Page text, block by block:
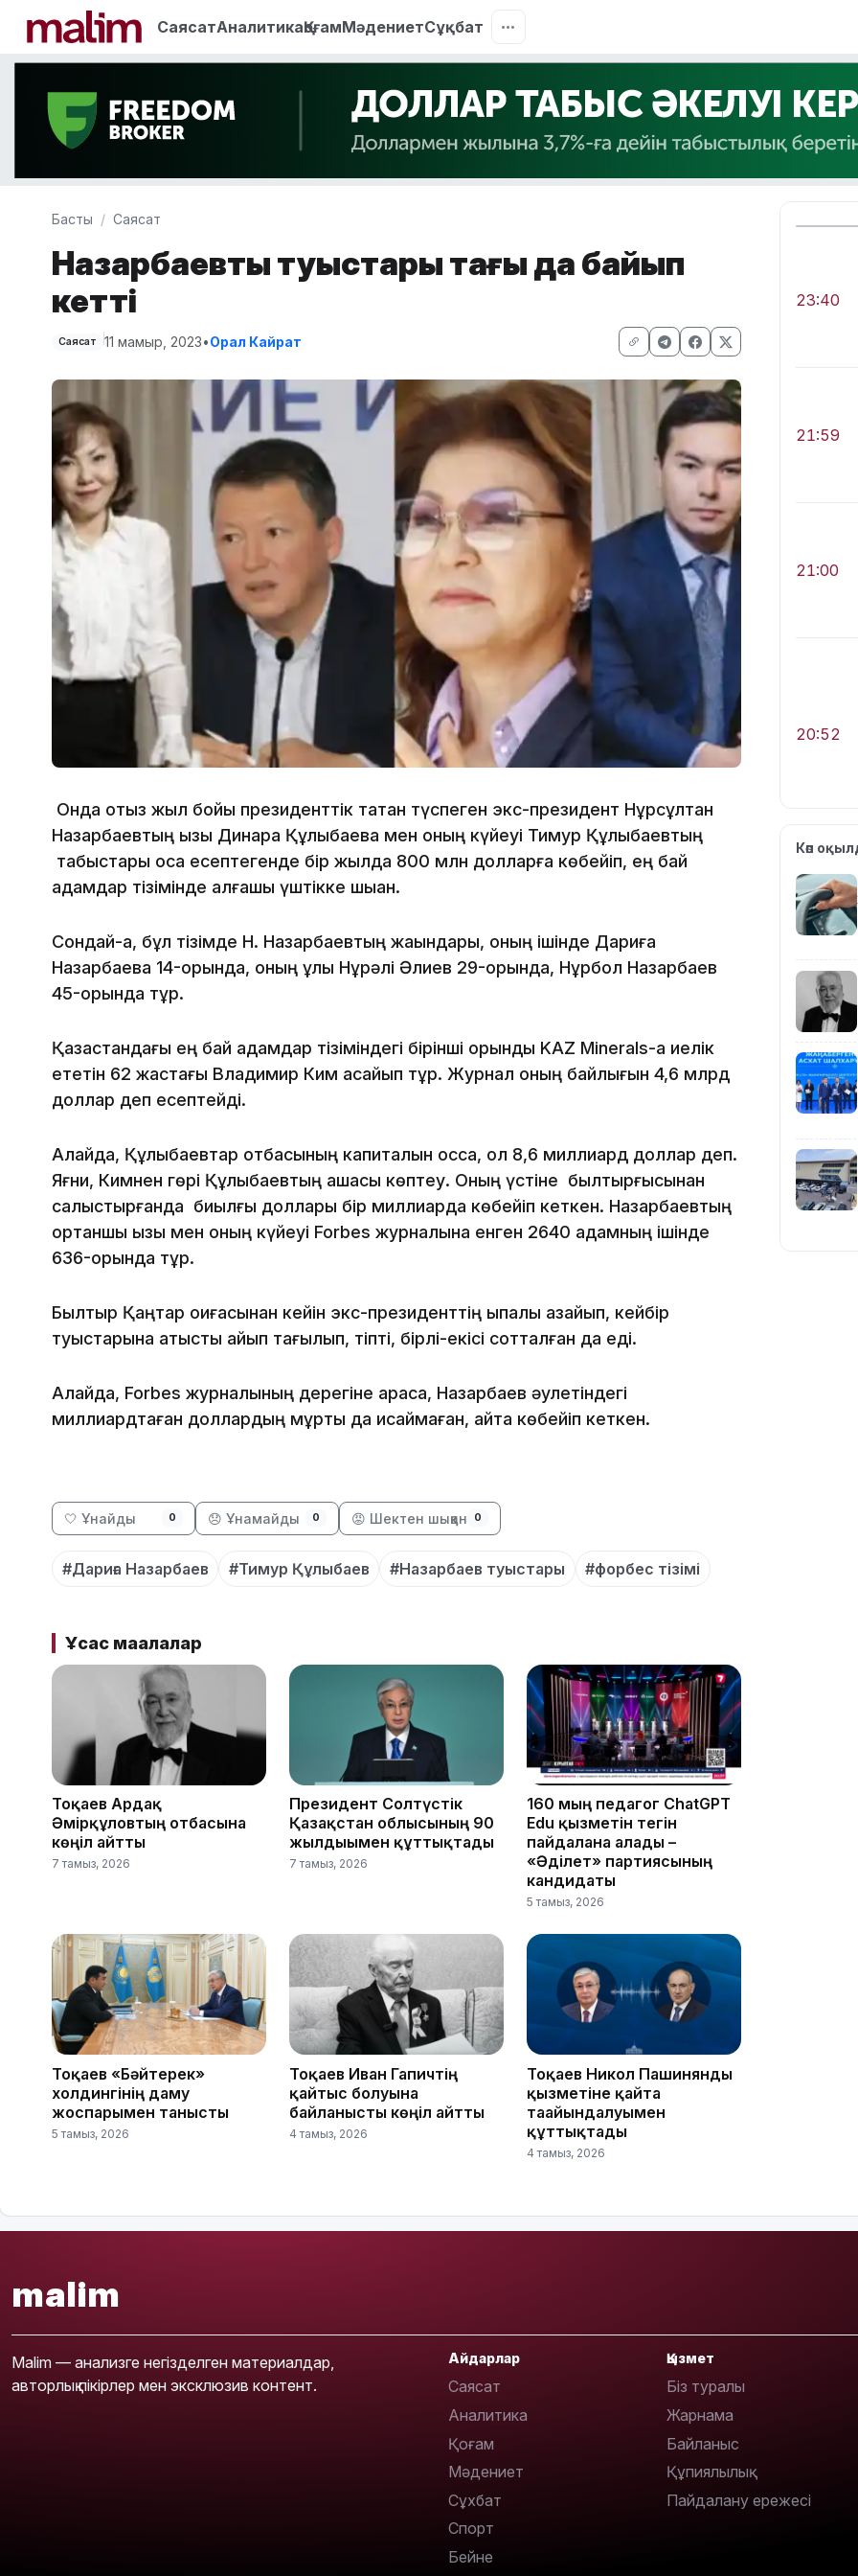
СаясатАналитикаҚоғамМәдениетСұқбат
Басты Саясат
Назарбаевтың туыстары тағы да байып
кетті
Саясат 11 мамыр, 2023•Орал Кайрат
Онда отыз жыл бойы президенттік тақтан түспеген экс-президент Нұрсұлтан
Назарбаевтың қызы Динара Құлыбаева мен оның күйеуі Тимур Құлыбаевтың
табыстары қоса есептегенде бір жылда 800 млн долларға көбейіп, ең бай
адамдар тізімінде алғашқы үштікке шыққан.
Сондай-ақ, бұл тізімде Н. Назарбаевтың жақындары, оның ішінде Дариға
Назарбаева 14-орында, оның ұлы Нұрәлі Әлиев 29-орында, Нұрбол Назарбаев
45-орында тұр.
Қазақстандағы ең бай адамдар тізіміндегі бірінші орынды KAZ Minerals-қа иелік
ететін 62 жастағы Владимир Ким қасқайып тұр. Журнал оның байлығын 4,6 млрд
доллар деп есептейді.
Алайда, Құлыбаевтар отбасының капиталын қоссақ, ол 8,6 миллиард доллар деп.
Яғни, Кимнен гөрі Құлыбаевтың ақшасы көптеу. Оның үстіне былтырғысынан
салыстырғанда биылғы доллары бір миллиардқа көбейіп кеткен. Назарбаевтың
ортаншы қызы мен оның күйеуі Forbes журналына енген 2640 адамның ішінде
636-орында тұр.
Былтыр Қаңтар оқиғасынан кейін экс-президенттің ықпалы азайып, кейбір
туыстарына қатысты айып тағылып, тіпті, бірлі-екісі сотталған да еді.
Алайда, Forbes журналының дерегіне қарасақ, Назарбаев әулетіндегі
миллиардтаған доллардың мұрты да қисаймаған, қайта көбейіп кеткен.
🤍 Ұнайды 0 😞 Ұнамайды 0 😡 Шектен шыққан 0
#Дариға Назарбаев #Тимур Құлыбаев #Назарбаев туыстары #форбес тізімі
Ұқсас мақалалар
Тоқаев Ардақ
Әмірқұловтың отбасына
көңіл айтты
7 тамыз, 2026
Президент Солтүстік
Қазақстан облысының 90
жылдығымен құттықтады
7 тамыз, 2026
160 мың педагог ChatGPT
Edu қызметін тегін
пайдалана алады –
«Әділет» партиясының
кандидаты
5 тамыз, 2026
Тоқаев «Бәйтерек»
холдингінің даму
жоспарымен танысты
5 тамыз, 2026
Тоқаев Иван Гапичтің
қайтыс болуына
байланысты көңіл айтты
4 тамыз, 2026
Тоқаев Никол Пашинянды
қызметіне қайта
тағайындалуымен
құттықтады
4 тамыз, 2026
23:40
21:59
21:00
20:52
19:39
18:45
13:14
Көп
malim
Malim — анализге негізделген материалдар,
авторлық пікірлер мен эксклюзив контент.
Айдарлар
Саясат
Аналитика
Қоғам
Мәдениет
Сұхбат
Спорт
Бейне
Қызмет
Біз туралы
Жарнама
Байланыс
Құпиялылық
Пайдалану ережесі